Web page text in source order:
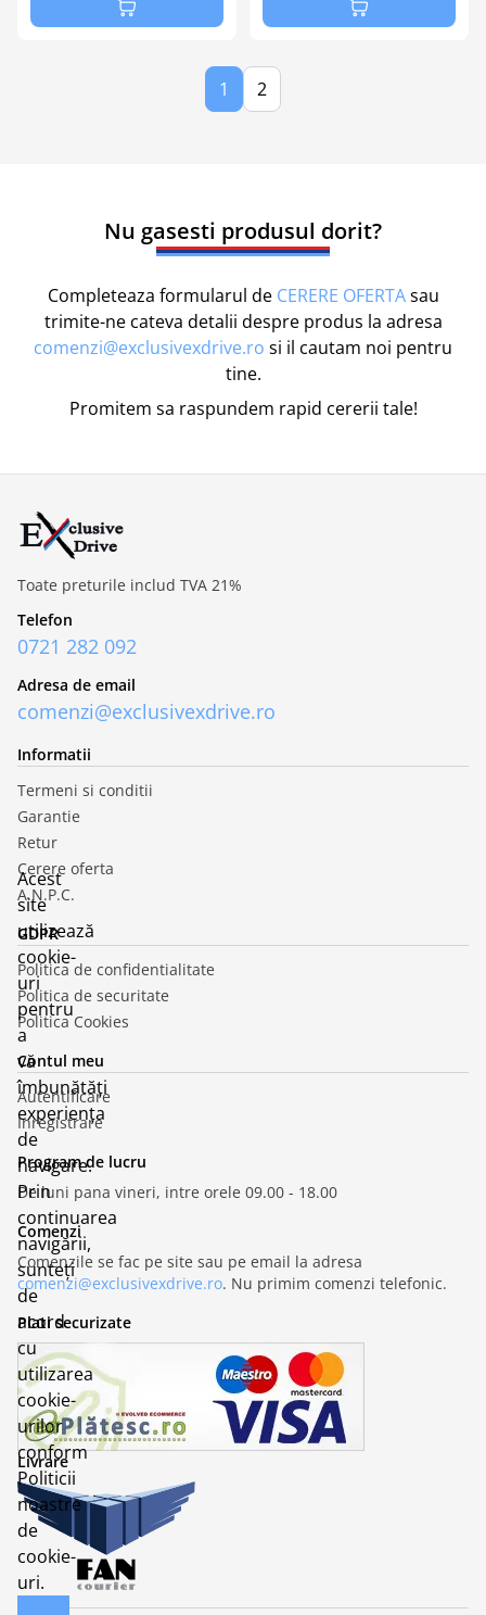
1 2
Nu gasesti produsul dorit?
Completeaza formularul de CERERE OFERTAsau
trimite-ne cateva detalii despre produs la adresa
comenzi@exclusivexdrive.ro si il cautam noi pentru
tine.
Promitem sa raspundem rapid cererii tale!
Toate preturile includ TVA 21%
Telefon
0721 282 092
Adresa de email
comenzi@exclusivexdrive.ro
Informatii
Termeni si conditii
Garantie
Retur
Cerere oferta
A.N.P.C.
GDPR
Politica de confidentialitate
Politica de securitate
Politica Cookies
Contul meu
Autentificare
Inregistrare
Program de lucru
De luni pana vineri, intre orele 09.00 - 18.00
Comenzi
Comenzile se fac pe site sau pe email la adresa
comenzi@exclusivexdrive.ro. Nu primim comenzi telefonic.
Plati securizate
Livrare
Acest
site
utilizează
cookie-
uri
pentru
a
vă
îmbunătăți
experiența
de
navigare.
Prin
continuarea
navigării,
sunteți
de
acord
cu
utilizarea
cookie-
urilor
conform
Politicii
noastre
de
cookie-
uri.